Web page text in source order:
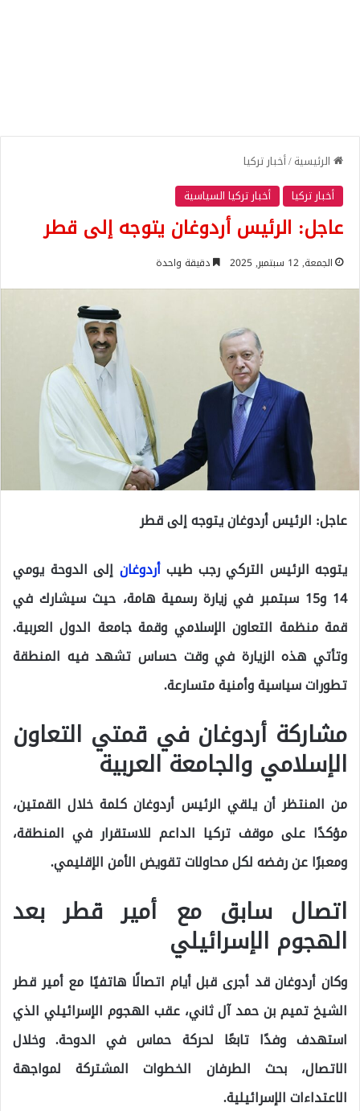
الرئيسية/أخبار تركيا
أخبار تركيا
أخبار تركيا السياسية
عاجل: الرئيس أردوغان يتوجه إلى قطر
الجمعة, 12 سبتمبر, 2025 دقيقة واحدة
عاجل: الرئيس أردوغان يتوجه إلى قطر
يتوجه الرئيس التركي رجب طيب أردوغان إلى الدوحة يومي
14 و15 سبتمبر في زيارة رسمية هامة، حيث سيشارك في
قمة منظمة التعاون الإسلامي وقمة جامعة الدول العربية.
وتأتي هذه الزيارة في وقت حساس تشهد فيه المنطقة
تطورات سياسية وأمنية متسارعة.
مشاركة أردوغان في قمتي التعاون
الإسلامي والجامعة العربية
من المنتظر أن يلقي الرئيس أردوغان كلمة خلال القمتين،
مؤكدًا على موقف تركيا الداعم للاستقرار في المنطقة،
ومعبرًا عن رفضه لكل محاولات تقويض الأمن الإقليمي.
اتصال سابق مع أمير قطر بعد
الهجوم الإسرائيلي
وكان أردوغان قد أجرى قبل أيام اتصالًا هاتفيًا مع أمير قطر
الشيخ تميم بن حمد آل ثاني، عقب الهجوم الإسرائيلي الذي
استهدف وفدًا تابعًا لحركة حماس في الدوحة. وخلال
الاتصال، بحث الطرفان الخطوات المشتركة لمواجهة
الاعتداءات الإسرائيلية.